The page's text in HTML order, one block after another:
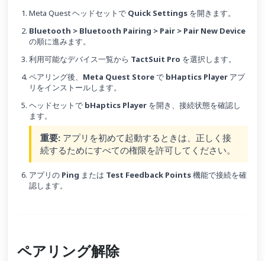
Meta Quest ヘッドセットで Quick Settings を開きます。
Bluetooth > Bluetooth Pairing > Pair > Pair New Device
の順に進みます。
利用可能なデバイス一覧から TactSuit Pro を選択します。
ペアリング後、 Meta Quest Storeで bHaptics Player アプ
リをインストールします。
ヘッドセットで bHaptics Player を開き、接続状態を確認し
ます。
重要: アプリを初めて起動するときは、正しく接
続するためにすべての権限を許可してください。
アプリの Ping または Test Feedback Points機能で接続を確
認します。
ペアリング解除